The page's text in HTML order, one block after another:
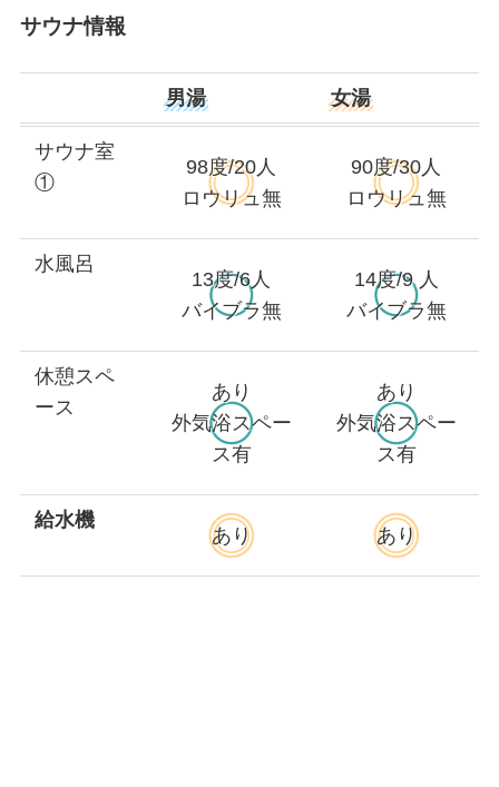
サウナ情報
男湯 女湯
サウナ室
①
98度/20人
ロウリュ無
90度/30人
ロウリュ無
水風呂
13度/6人
バイブラ無
14度/9 人
バイブラ無
休憩スペ
ース
あり
外気浴スペー
ス有
あり
外気浴スペー
ス有
給水機
あり あり